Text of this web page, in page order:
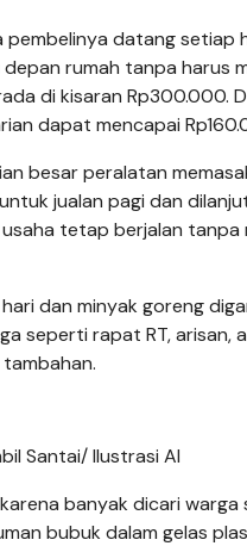
datang setiap
rumah tanpa harus
di kisaran Rp300.000.
dapat mencapai
besar peralatan
jualan pagi dan
tetap berjalan tanpa
dan minyak goreng
seperti rapat RT, arisan,
Santai/ Ilustrasi AI
banyak dicari
bubuk dalam gelas